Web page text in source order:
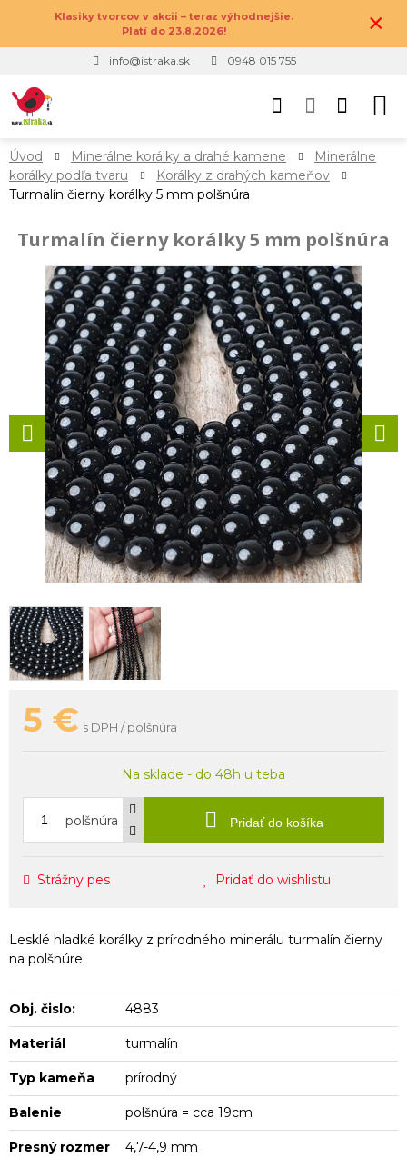
Klasiky tvorcov v akcii – teraz výhodnejšie.
Platí do 23.8.2026!
×
info@istraka.sk 0948 015 755
Úvod Minerálne korálky a drahé kamene
Minerálne
korálky podľa tvaru
Korálky z drahých kameňov
Turmalín čierny korálky 5 mm polšnúra
Turmalín čierny korálky 5 mm polšnúra
5 € s DPH / polšnúra
Na sklade - do 48h u teba
polšnúra Pridať do košíka
Strážny pes Pridať do wishlistu
Lesklé hladké korálky z prírodného minerálu turmalín čierny
na polšnúre.
Obj. čislo: 4883
Materiál turmalín
Typ kameňa prírodný
Balenie polšnúra = cca 19cm
Presný rozmer 4,7-4,9 mm